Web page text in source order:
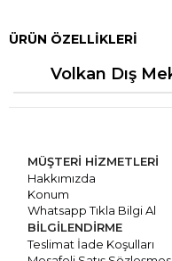
ÜRÜN ÖZELLIKLERI
Volkan Dış
MÜŞTERİ HİZMETLERİ
Hakkımızda
Konum
Whatsapp Tıkla Bilgi Al
BİLGİLENDİRME
Teslimat İade Koşulları